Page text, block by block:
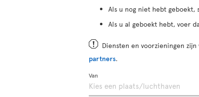
Als u nog niet hebt geboekt,
Als u al geboekt hebt, voer
Diensten en voorzieningen
partners.
Van